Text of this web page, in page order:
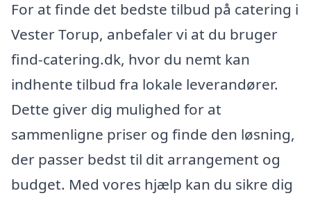
For at finde det bedste tilbud på catering i
Vester Torup, anbefaler vi at du bruger
find-catering.dk, hvor du nemt kan
indhente tilbud fra lokale leverandører.
Dette giver dig mulighed for at
sammenligne priser og finde den løsning,
der passer bedst til dit arrangement og
budget. Med vores hjælp kan du sikre dig